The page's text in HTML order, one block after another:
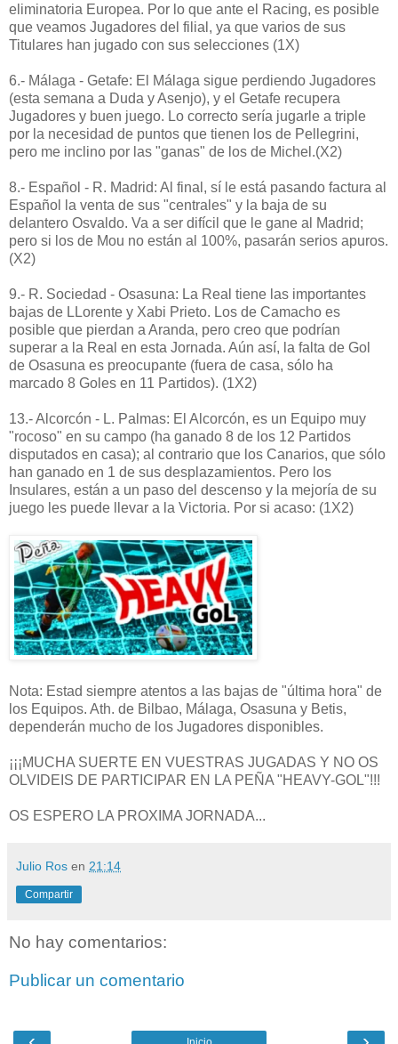
eliminatoria Europea. Por lo que ante el Racing, es posible
que veamos Jugadores del filial, ya que varios de sus
Titulares han jugado con sus selecciones (1X)
6.- Málaga - Getafe: El Málaga sigue perdiendo Jugadores
(esta semana a Duda y Asenjo), y el Getafe recupera
Jugadores y buen juego. Lo correcto sería jugarle a triple
por la necesidad de puntos que tienen los de Pellegrini,
pero me inclino por las "ganas" de los de Michel.(X2)
8.- Español - R. Madrid: Al final, sí le está pasando factura al
Español la venta de sus "centrales" y la baja de su
delantero Osvaldo. Va a ser difícil que le gane al Madrid;
pero si los de Mou no están al 100%, pasarán serios apuros.
(X2)
9.- R. Sociedad - Osasuna: La Real tiene las importantes
bajas de LLorente y Xabi Prieto. Los de Camacho es
posible que pierdan a Aranda, pero creo que podrían
superar a la Real en esta Jornada. Aún así, la falta de Gol
de Osasuna es preocupante (fuera de casa, sólo ha
marcado 8 Goles en 11 Partidos). (1X2)
13.- Alcorcón - L. Palmas: El Alcorcón, es un Equipo muy
"rocoso" en su campo (ha ganado 8 de los 12 Partidos
disputados en casa); al contrario que los Canarios, que sólo
han ganado en 1 de sus desplazamientos. Pero los
Insulares, están a un paso del descenso y la mejoría de su
juego les puede llevar a la Victoria. Por si acaso: (1X2)
Nota: Estad siempre atentos a las bajas de "última hora" de
los Equipos. Ath. de Bilbao, Málaga, Osasuna y Betis,
dependerán mucho de los Jugadores disponibles.
¡¡¡MUCHA SUERTE EN VUESTRAS JUGADAS Y NO OS
OLVIDEIS DE PARTICIPAR EN LA PEÑA "HEAVY-GOL"!!!
OS ESPERO LA PROXIMA JORNADA...
Julio Ros en 21:14
Compartir
No hay comentarios:
Publicar un comentario